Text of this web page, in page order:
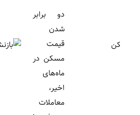
دو برابر
مسکن در
ماه‌های
معاملات